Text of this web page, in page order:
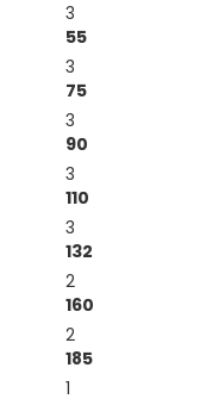
3
55
3
75
3
90
3
110
3
132
2
160
2
185
1